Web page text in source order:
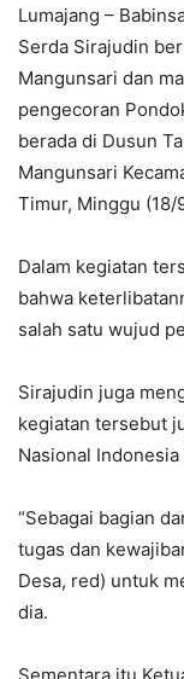
Lumajang –
Serda Sirajudin
Mangunsari dan
pengecoran
berada di Dusun
Mangunsari
Timur, Minggu (18/
Dalam kegiatan
bahwa
salah satu wujud
Sirajudin juga
kegiatan tersebut
Nasional
“Sebagai bagian
tugas dan
Desa, red) untuk
dia.